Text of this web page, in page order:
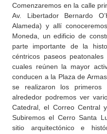
SISTEMA
DE
AGENCIAS
Comenzaremos en la calle
Av. Libertador Bernardo
Alameda) y allí
Moneda, un edificio de
parte importante de la
céntricos paseos
cuales reúnen la mayor
conducen a la Plaza de
se realizaron los
alrededor podremos ver
Catedral, el Correo Central
Subiremos el Cerro Santa
sitio arquitectónico e